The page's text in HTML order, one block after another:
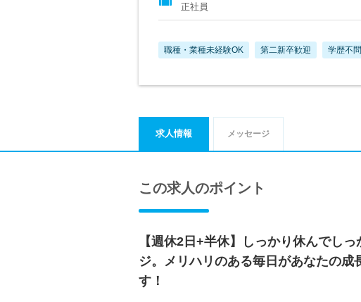
正社員
職種・業種未経験OK 第二新卒歓迎 学歴不問
求人情報 メッセージ
この求人のポイント
【週休2日+半休】しっかり休んでし
ジ。メリハリのある毎日があなたの成
す！